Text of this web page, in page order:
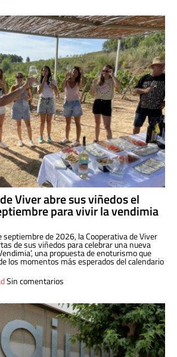
Viver abre sus viñedos el
para vivir la vendimia
septiembre de 2026, la Cooperativa de Viver
de sus viñedos para celebrar una nueva
una propuesta de enoturismo que
los momentos más esperados del calendario
Sin comentarios